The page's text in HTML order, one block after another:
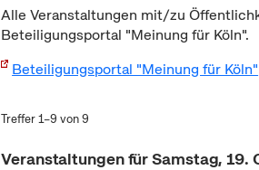
Alle Veranstaltungen mit/zu
Beteiligungsportal "Meinung für Köln".
Beteiligungsportal "Meinung für Köln"
Treffer 1–9 von 9
Veranstaltungen für Samstag, 19.